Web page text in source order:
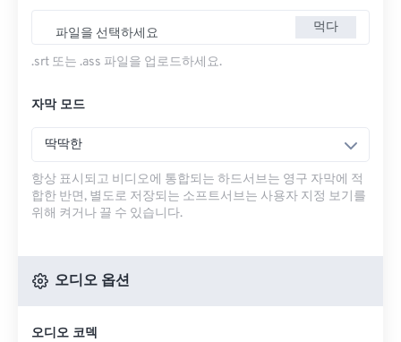
파일을 선택하세요 먹다
.srt 또는 .ass 파일을 업로드하세요.
자막 모드
딱딱한
항상 표시되고 비디오에 통합되는 하드서브는 영구 자막에 적
합한 반면, 별도로 저장되는 소프트서브는 사용자 지정 보기를
위해 켜거나 끌 수 있습니다.
오디오 옵션
오디오 코덱